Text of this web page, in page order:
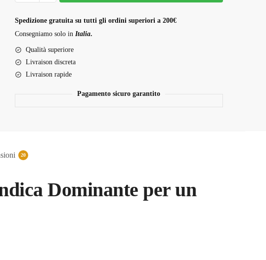
quantità
Spedizione gratuita su tutti gli ordini superiori a 200€
Consegniamo solo inItalia.
Qualità superiore
Livraison discreta
Livraison rapide
Pagamento sicuro garantito
20
Dominante per un